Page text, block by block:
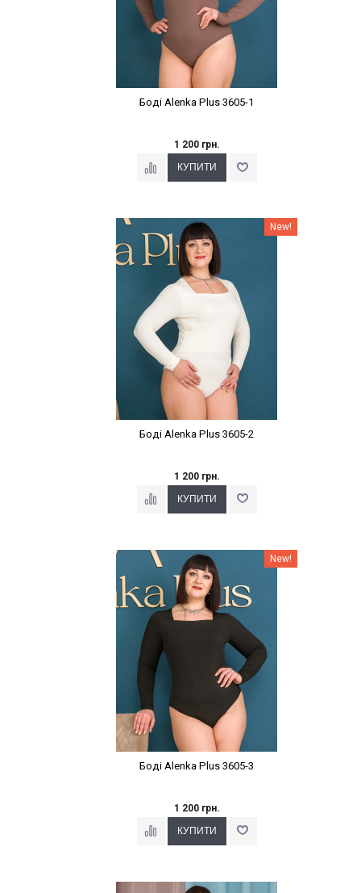
Боді Alenka Plus 3605-1
1 200 грн.
Наклейки Варіант з % New!
Боді Alenka Plus 3605-2
1 200 грн.
Наклейки Варіант з % New!
Боді Alenka Plus 3605-3
1 200 грн.
Наклейки Варіант з %